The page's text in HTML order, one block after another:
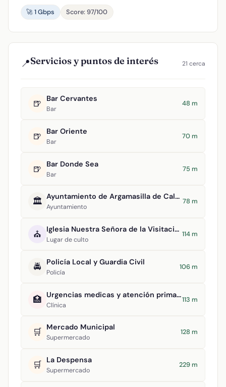
🚀 1 Gbps
Score: 97/100
📍Servicios y puntos de interés 21 cerca
🍺 Bar Cervantes
Bar
48 m
🍺 Bar Oriente
Bar
70 m
🍺 Bar Donde Sea
Bar
75 m
🏛️ Ayuntamiento de Argamasilla de Calatrava
Ayuntamiento
78 m
⛪ Iglesia Nuestra Señora de la Visitación
Lugar de culto
114 m
🚔 Policía Local y Guardia Civil
Policía
106 m
🏥 Urgencias medicas y atención primaria
Clínica
113 m
🛒 Mercado Municipal
Supermercado
128 m
🛒 La Despensa
Supermercado
229 m